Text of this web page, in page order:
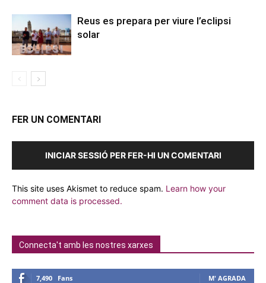
Reus es prepara per viure l’eclipsi
solar
FER UN COMENTARI
INICIAR SESSIÓ PER FER-HI UN COMENTARI
This site uses Akismet to reduce spam. Learn how your
comment data is processed.
Connecta't amb les nostres xarxes
7,490 Fans M' AGRADA